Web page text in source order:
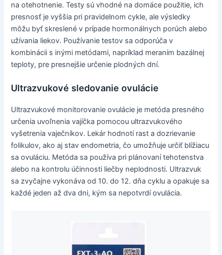
na otehotnenie. Testy sú vhodné na domáce použitie, ich
presnosť je vyššia pri pravidelnom cykle, ale výsledky
môžu byť skreslené v prípade hormonálnych porúch alebo
užívania liekov. Používanie testov sa odporúča v
kombinácii s inými metódami, napríklad meraním bazálnej
teploty, pre presnejšie určenie plodných dní.
Ultrazvukové sledovanie ovulácie
Ultrazvukové monitorovanie ovulácie je metóda presného
určenia uvoľnenia vajíčka pomocou ultrazvukového
vyšetrenia vaječníkov. Lekár hodnotí rast a dozrievanie
folikulov, ako aj stav endometria, čo umožňuje určiť blížiacu
sa ovuláciu. Metóda sa používa pri plánovaní tehotenstva
alebo na kontrolu účinnosti liečby neplodnosti. Ultrazvuk
sa zvyčajne vykonáva od 10. do 12. dňa cyklu a opakuje sa
každé jeden až dva dni, kým sa nepotvrdí ovulácia.